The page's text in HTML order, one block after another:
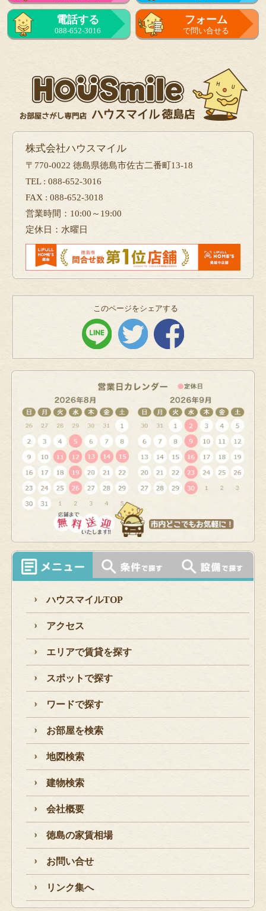
電話する
088-652-3016
フォーム
で問い合せる
株式会社ハウスマイル
〒770-0022 徳島県徳島市佐古二番町13-18
TEL : 088-652-3016
FAX : 088-652-3018
営業時間：10:00～19:00
定休日：水曜日
このページをシェアする
ハウスマイルTOP
アクセス
エリアで賃貸を探す
スポットで探す
ワードで探す
お部屋を検索
地図検索
建物検索
会社概要
徳島の家賃相場
お問い合せ
リンク集へ